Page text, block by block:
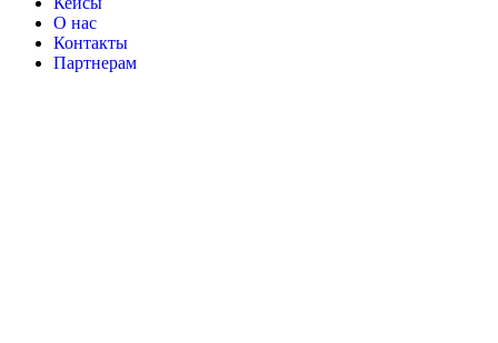
О нас
Контакты
Партнерам